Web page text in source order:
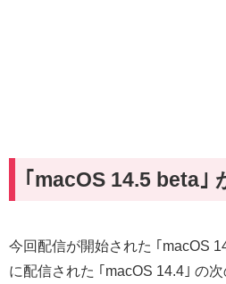
｢macOS 14.5 beta｣
今回配信が開始された ｢macOS
に配信された ｢macOS 14.4｣ の